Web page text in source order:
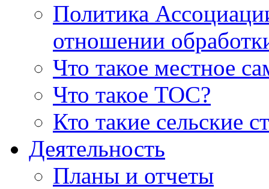
Политика
отношении
Что такое местное
Что такое ТОС?
Кто такие сельские
Деятельность
Планы и отчеты